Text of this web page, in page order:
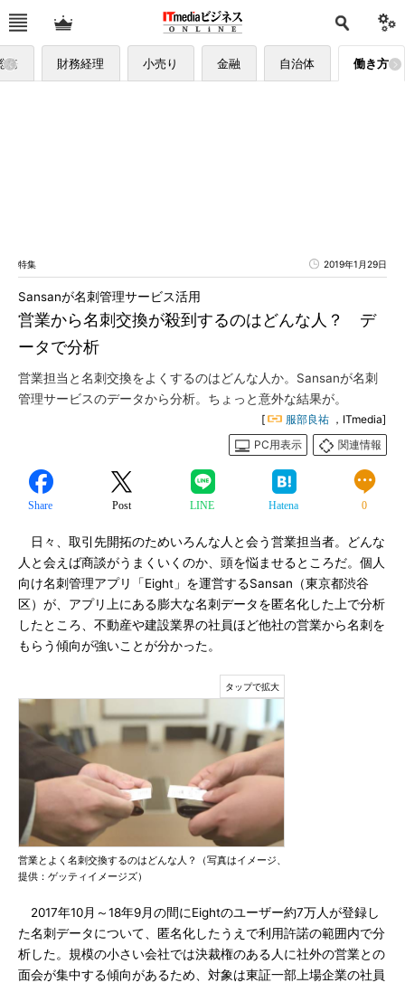
務 財務経理 小売り 金融 自治体 働き方
特集 2019年1月29日
営業から名刺交換が殺到するのはどんな人？ デ
ータで分析
Sansanが名刺管理サービス活用
営業担当と名刺交換をよくするのはどんな人か。Sansanが名刺
管理サービスのデータから分析。ちょっと意外な結果が。
[ 服部良祐 ，ITmedia]
PC用表示
関連情報
Share Post LINE Hatena 0
日々、取引先開拓のためいろんな人と会う営業担当者。どんな
人と会えば商談がうまくいくのか、頭を悩ませるところだ。個人
向け名刺管理アプリ「Eight」を運営するSansan（東京都渋谷
区）が、アプリ上にある膨大な名刺データを匿名化した上で分析
したところ、不動産や建設業界の社員ほど他社の営業から名刺を
もらう傾向が強いことが分かった。
営業とよく名刺交換するのはどんな人？（写真はイメージ、
提供：ゲッティイメージズ）
2017年10月～18年9月の間にEightのユーザー約7万人が登録し
た名刺データについて、匿名化したうえで利用許諾の範囲内で分
析した。規模の小さい会社では決裁権のある人に社外の営業との
面会が集中する傾向があるため、対象は東証一部上場企業の社員